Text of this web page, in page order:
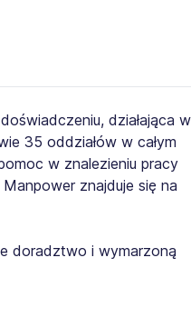
działająca w
35 oddziałów w całym
w znalezieniu pracy
znajduje się na
doradztwo i wymarzoną